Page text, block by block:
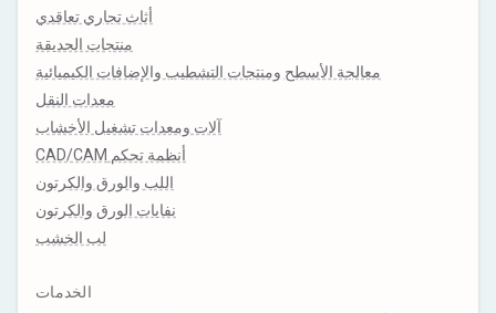
أثاث تجاري تعاقدي
منتجات الحديقة
معالجة الأسطح ومنتجات التشطيب والإضافات الكيميائية
معدات النقل
آلات ومعدات تشغيل الأخشاب
أنظمة تحكم CAD/CAM
اللب والورق والكرتون
نفايات الورق والكرتون
لب الخشب
الخدمات